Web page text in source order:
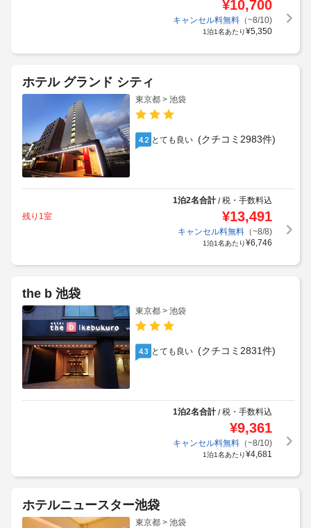
¥10,700
キャンセル料無料（~8/10)
1泊1名あたり¥5,350
ホテル グランド シティ
東京都 > 池袋
4.2 とても良い (クチコミ2983件)
1泊2名合計/税・手数料込
残り1室
¥13,491
キャンセル料無料（~8/8)
1泊1名あたり¥6,746
the b 池袋
東京都 > 池袋
4.3 とても良い (クチコミ2831件)
1泊2名合計/税・手数料込
¥9,361
キャンセル料無料（~8/10)
1泊1名あたり¥4,681
ホテルニュースター池袋
東京都 > 池袋